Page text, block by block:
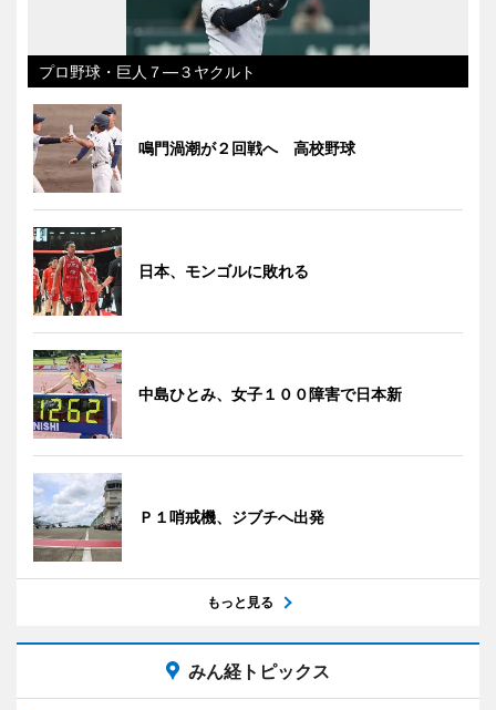
プロ野球・巨人７―３ヤクルト
鳴門渦潮が２回戦へ 高校野球
日本、モンゴルに敗れる
中島ひとみ、女子１００障害で日本新
Ｐ１哨戒機、ジブチへ出発
もっと見る
みん経トピックス